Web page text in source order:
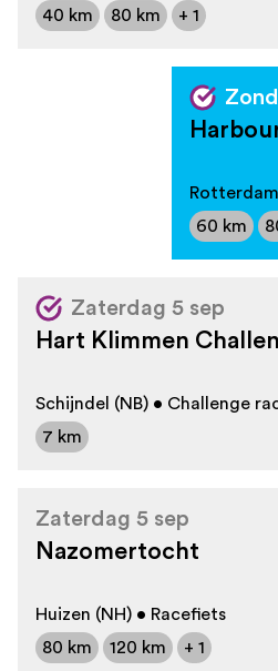
40 km
80 km + 1
60 km
Zaterdag 5 sep
Hart Klimmen
Schijndel (NB) • Challenge
7 km
Zaterdag 5 sep
Nazomertocht
Huizen (NH) • Racefiets
80 km
120 km + 1